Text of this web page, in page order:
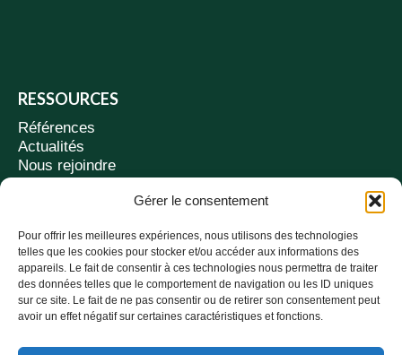
Gérer le consentement
Pour offrir les meilleures expériences, nous utilisons des technologies
telles que les cookies pour stocker et/ou accéder aux informations des
appareils. Le fait de consentir à ces technologies nous permettra de traiter
des données telles que le comportement de navigation ou les ID uniques
sur ce site. Le fait de ne pas consentir ou de retirer son consentement peut
avoir un effet négatif sur certaines caractéristiques et fonctions.
RESSOURCES
Références
Actualités
Nous rejoindre
AGENCES
97 av. Edmond Rostand - MÉRIGNAC